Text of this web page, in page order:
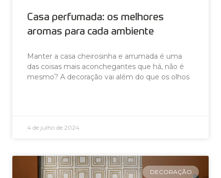
Casa perfumada: os melhores
aromas para cada ambiente
Manter a casa cheirosinha e arrumada é uma
das coisas mais aconchegantes que há, não é
mesmo? A decoração vai além do que os olhos
4 de julho de 2024
DECORAÇÃO